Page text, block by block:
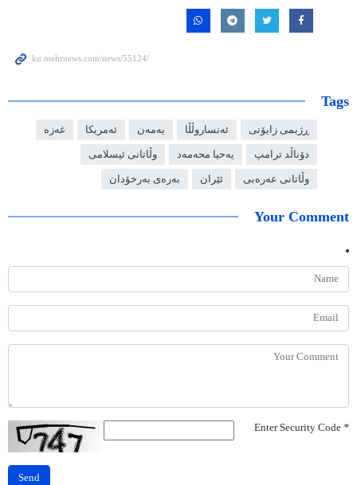
Tags
ڕژیمی زایۆنی ئەنساروڵڵا یەمەن ئەمریکا غەزە
دۆناڵد ترامپ یەحیا محەمەد وڵاتانی ئیسلامی
وڵاتانی عەرەبی ئێران بەرەی بەرخۆدان
Your Comment
*
Send